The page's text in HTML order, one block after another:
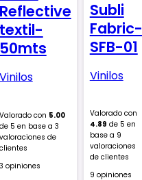
Reflective
textil-
50mts
Vinilos
Valorado con 5.00
de 5 en base a 3
valoraciones de
clientes
3 opiniones
Subli
Fabric-
SFB-01
Vinilos
Valorado con
4.89 de 5 en
base a 9
valoraciones
de clientes
9 opiniones